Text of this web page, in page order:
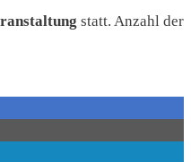
statt. Anzahl der